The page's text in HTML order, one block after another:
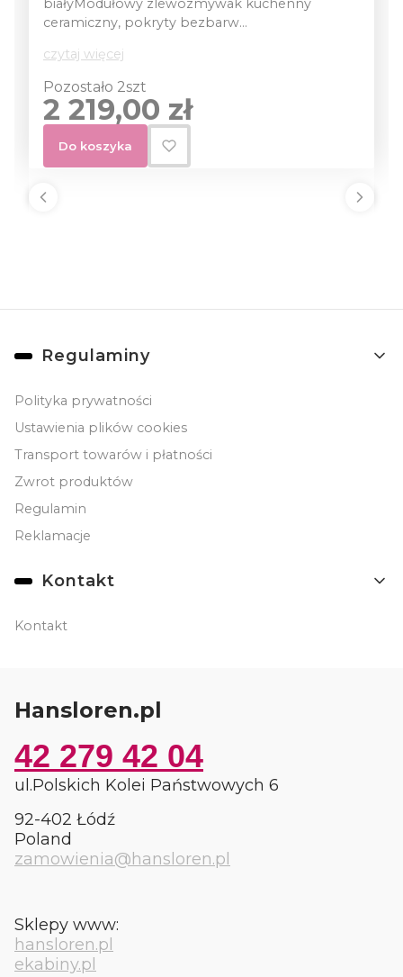
białyModułowy zlewozmywak kuchenny
ceramiczny, pokryty bezbarw...
czytaj więcej
Pozostało 2szt
Cena
2 219,00 zł
Do koszyka
Linki w stopce
Regulaminy
Polityka prywatności
Ustawienia plików cookies
Transport towarów i płatności
Zwrot produktów
Regulamin
Reklamacje
Kontakt
Kontakt
Hansloren.pl
42 279 42 04
ul.Polskich Kolei Państwowych 6
92-402 Łódź
Poland
zamowienia@hansloren.pl
Sklepy www:
hansloren.pl
ekabiny.pl